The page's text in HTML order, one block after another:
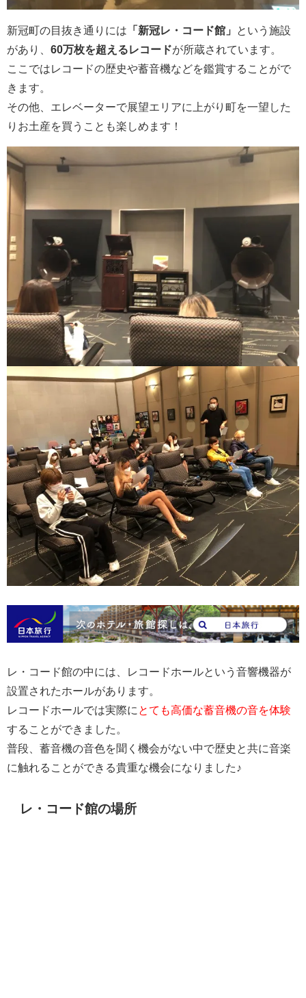
新冠町の目抜き通りには 「新冠レ・コード館」
という施設
があり、 60万枚を超えるレコードが所蔵されています。
ここではレコードの歴史や蓄音機などを鑑賞することがで
きます。
その他、エレベーターで展望エリアに上がり町を一望した
りお土産を買うことも楽しめます！
レ・コード館の中には、レコードホールという音響機器が
設置されたホールがあります。
レコードホールでは実際に とても高価な蓄音機の音を体験
することができました。
普段、蓄音機の音色を聞く機会がない中で歴史と共に音楽
に触れることができる貴重な機会になりました♪
レ・コード館の場所